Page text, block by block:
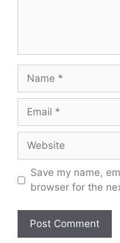
Name
Email
Website
Save my name,
browser for the